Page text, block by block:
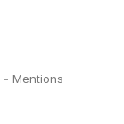
- Mentions